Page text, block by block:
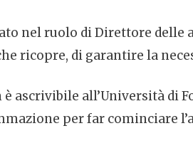
nel ruolo di Direttore delle
ricopre, di garantire la
all’Università di
per far cominciare